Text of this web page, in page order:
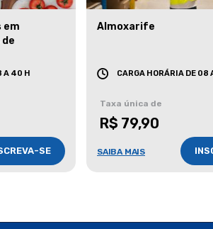
em
A 40 H
SE
Almoxarife
CARGA HORÁRIA DE 08
Taxa única de
R$ 79,90
SAIBA MAIS